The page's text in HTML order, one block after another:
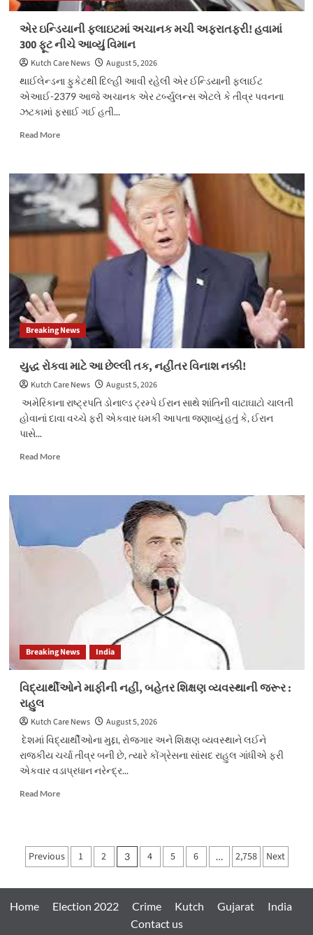
એર ઇન્ડિયાની ફ્લાઇટમાં અચાનક મચી અફરાતફરી! હવામાં
300 ફૂટ નીચે આવ્યું વિમાન
Kutch Care News
August 5, 2026
થાઈલેન્ડના ફુકેટથી દિલ્હી આવી રહેલી એર ઈન્ડિયાની ફ્લાઈટ
એઆઈ-2379 આજે અચાનક એર ટર્બ્યુલન્સ એટલે કે તીવ્ર પવનના
ઝટકામાં ફસાઈ ગઈ હતી...
Read MoreRead
એર
ઇન્ડિયાની
ફ્લાઇટમાં
અચાનક
મચી
અફરાતફરી!
ફૂટ
નીચે
આવ્યું
વિમાન
Breaking News
યુદ્ધ રોકવા માટે આ છેલ્લી તક, નહીંતર વિનાશ નક્કી!
Kutch Care News
August 5, 2026
અમેરિકાના રાષ્ટ્રપતિ ડોનાલ્ડ ટ્રમ્પે ઈરાન સાથે શાંતિની વાટાઘાટો ચાલતી
હોવાનાં દાવા વચ્ચે ફરી એકવાર ધમકી આપતા જણાવ્યું હતું કે, ઈરાન
પાસે...
Read MoreRead
યુદ્ધ
છેલ્લી
Breaking News India
વિદ્યાર્થીઓને માફીની નહીં, બહેતર શિક્ષણ વ્યવસ્થાની જરૂર :
રાહુલ
Kutch Care News
August 5, 2026
દેશમાં વિદ્યાર્થીઓના મુદ્દા, રોજગાર અને શિક્ષણ વ્યવસ્થાને લઈને
રાજકીય ચર્ચા તીવ્ર બની છે, ત્યારે કોંગ્રેસના સાંસદ રાહુલ ગાંધીએ ફરી
એકવાર વડાપ્રધાન નરેન્દ્ર...
Read MoreRead
માફીની
નહીં,
જરૂર
Posts
pagination
Previous 1 2 3 4 5 6 … 2,758 Next
Home Election 2022 Crime Kutch Gujarat
India
Contact us